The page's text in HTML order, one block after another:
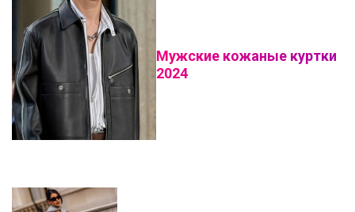
Мужские кожаные куртки
2024